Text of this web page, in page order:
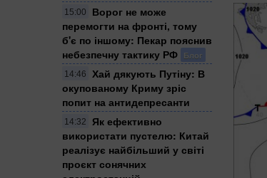
15:00
Ворог не може
перемогти на фронті, тому
б'є по іншому: Пекар пояснив
небезпечну тактику РФ Блог
14:46
Хай дякують Путіну: В
окупованому Криму зріс
попит на антидепресанти
14:32
Як ефективно
використати пустелю: Китай
реалізує найбільший у світі
проєкт сонячних